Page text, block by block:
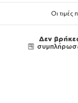
Οι τιμές
Δεν